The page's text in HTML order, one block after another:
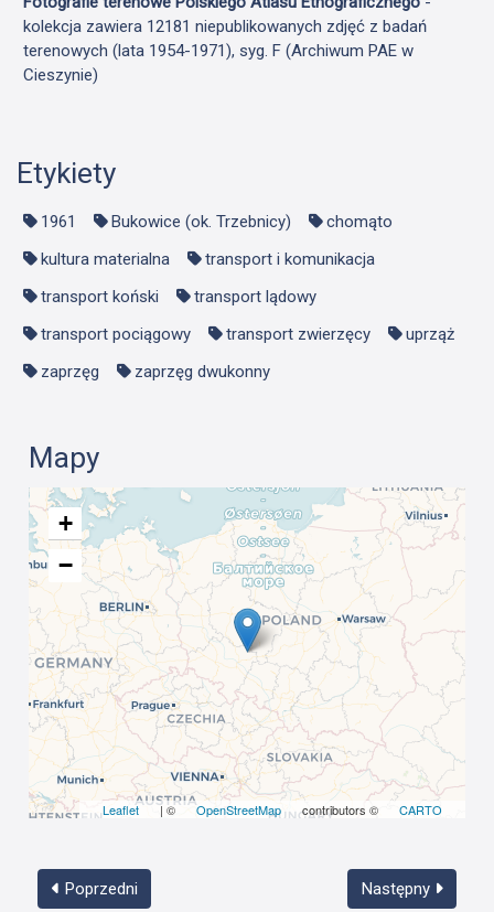
kolekcja zawiera 12181 niepublikowanych zdjęć z badań
terenowych (lata 1954-1971), syg. F (Archiwum PAE w
Cieszynie)
Etykiety
1961 Bukowice (ok. Trzebnicy)
chomąto
kultura materialna
transport i komunikacja
transport koński
transport lądowy
transport pociągowy
transport zwierzęcy
uprząż
zaprzęg
zaprzęg dwukonny
Mapy
+
−
Leaflet | © OpenStreetMap contributors © CARTO
Poprzedni Następny